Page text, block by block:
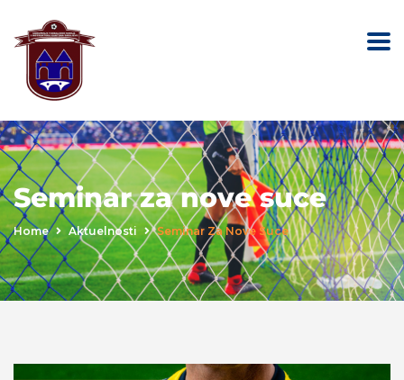
Seminar za nove suce
Home Aktuelnosti Seminar Za Nove Suce